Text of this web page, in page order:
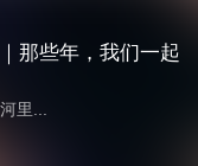
那些年，我们一起
里...